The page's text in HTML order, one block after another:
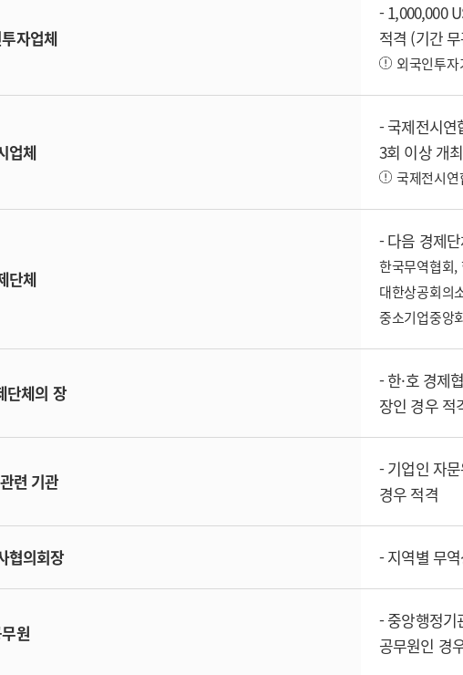
투자업체
- 1,000,000
적격 (기간
외국인투
업체
- 국제전시연
3회 이상 개
국제전시
단체
- 다음 경제
한국무역협회,
대한상공회의
중소기업중앙
단체의 장
- 한·호 경제
장인 경우 적
련 기관
- 기업인 자
경우 적격
협의회장 - 지역별 무
원
- 중앙행정기
공무원인 경